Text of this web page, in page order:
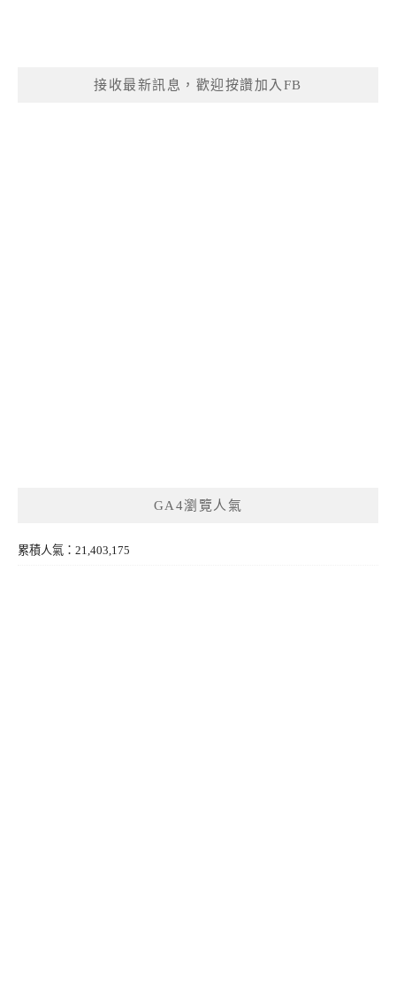
接收最新訊息，歡迎按讚加入FB
GA4瀏覽人氣
累積人氣：21,403,175